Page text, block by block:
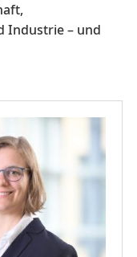
Industrie – und